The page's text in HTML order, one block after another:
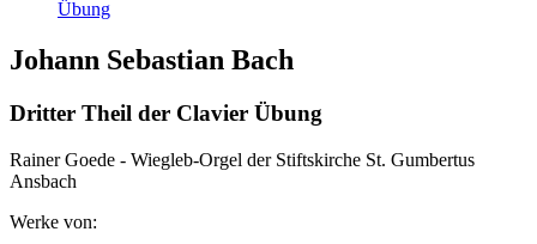
Johann Sebastian Bach
Dritter Theil der Clavier Übung
Rainer Goede - Wiegleb-Orgel der Stiftskirche St. Gumbertus
Ansbach
Werke von: